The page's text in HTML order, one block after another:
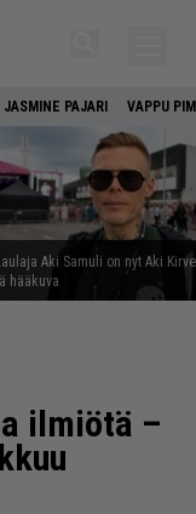
JASMINE PAJARI VAPPU
Aki Samuli on nyt Aki
hääkuva
ilmiötä –